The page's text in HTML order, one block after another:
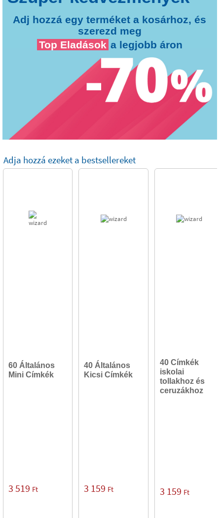
Adj hozzá egy terméket a kosárhoz, és
szerezd meg
Top Eladások a legjobb áron
Adja hozzá ezeket a bestsellereket
60 Általános
Mini Címkék
3 519 Ft
40 Általános
Kicsi Címkék
3 159 Ft
40 Címkék
iskolai
tollakhoz és
ceruzákhoz
3 159 Ft